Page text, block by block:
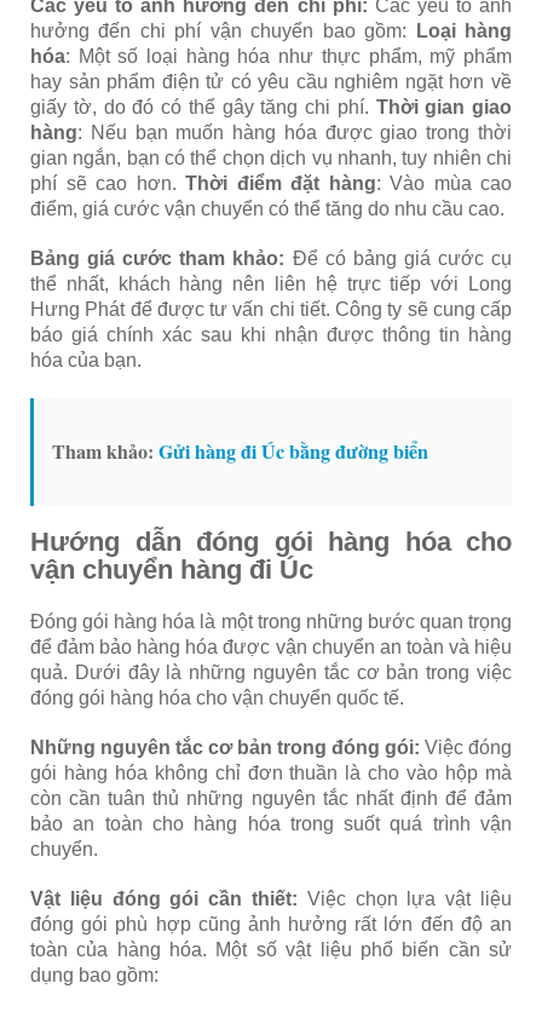
Các yếu tố ảnh hưởng đến chi phí: Các yếu tố ảnh
hưởng đến chi phí vận chuyển bao gồm:
Loại hàng
hóa: Một số loại hàng hóa như thực phẩm, mỹ phẩm
hay sản phẩm điện tử có yêu cầu nghiêm ngặt hơn về
giấy tờ, do đó có thể gây tăng chi phí. Thời gian giao
hàng: Nếu bạn muốn hàng hóa được giao trong thời
gian ngắn, bạn có thể chọn dịch vụ nhanh, tuy nhiên chi
phí sẽ cao hơn. Thời điểm đặt hàng: Vào mùa cao
điểm, giá cước vận chuyển có thể tăng do nhu cầu cao.
Bảng giá cước tham khảo: Để có bảng giá cước cụ
thể nhất, khách hàng nên liên hệ trực tiếp với Long
Hưng Phát để được tư vấn chi tiết. Công ty sẽ cung cấp
báo giá chính xác sau khi nhận được thông tin hàng
hóa của bạn.
Tham khảo: Gửi hàng đi Úc bằng đường biển
Hướng dẫn đóng gói hàng hóa cho
vận chuyển hàng đi Úc
Đóng gói hàng hóa là một trong những bước quan trọng
để đảm bảo hàng hóa được vận chuyển an toàn và hiệu
quả. Dưới đây là những nguyên tắc cơ bản trong việc
đóng gói hàng hóa cho vận chuyển quốc tế.
Những nguyên tắc cơ bản trong đóng gói: Việc đóng
gói hàng hóa không chỉ đơn thuần là cho vào hộp mà
còn cần tuân thủ những nguyên tắc nhất định để đảm
bảo an toàn cho hàng hóa trong suốt quá trình vận
chuyển.
Vật liệu đóng gói cần thiết: Việc chọn lựa vật liệu
đóng gói phù hợp cũng ảnh hưởng rất lớn đến độ an
toàn của hàng hóa. Một số vật liệu phổ biến cần sử
dụng bao gồm: